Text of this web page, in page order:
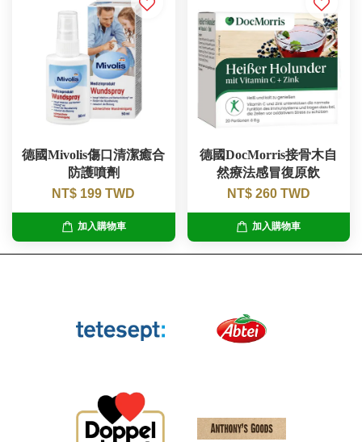
德國Mivolis傷口清潔癒合
防護噴劑
NT$ 199 TWD
加入購物車
德國DocMorris接骨木自
然療法感冒復原飲
NT$ 260 TWD
加入購物車